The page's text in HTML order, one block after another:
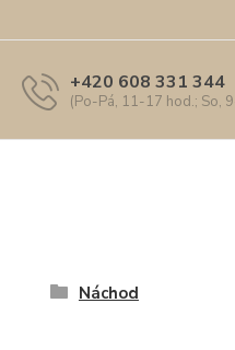
+420 608 331 344
(Po-Pá, 11-17 hod.; So,
Náchod